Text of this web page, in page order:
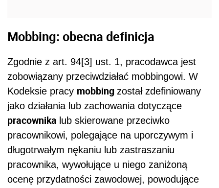
Mobbing: obecna definicja
Zgodnie z art. 94[3] ust. 1, pracodawca jest
zobowiązany przeciwdziałać mobbingowi. W
Kodeksie pracy mobbing został zdefiniowany
jako działania lub zachowania dotyczące
pracownika lub skierowane przeciwko
pracownikowi, polegające na uporczywym i
długotrwałym nękaniu lub zastraszaniu
pracownika, wywołujące u niego zaniżoną
ocenę przydatności zawodowej, powodujące